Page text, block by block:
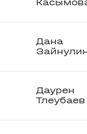
Дана
Даурен
Тлеубаев